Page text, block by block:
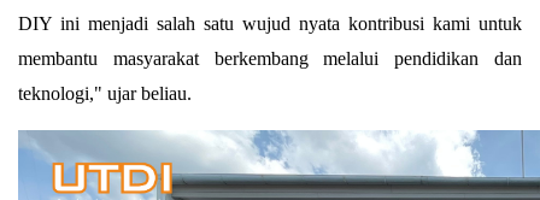
DIY ini menjadi salah satu wujud nyata kontribusi kami untuk
membantu masyarakat berkembang melalui pendidikan dan
teknologi," ujar beliau.